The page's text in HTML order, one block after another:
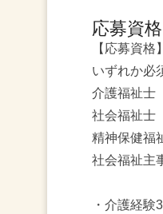
応募資格
【応募資格】
いずれか必
介護福祉士
社会福祉士
精神保健福
社会福祉主
・介護経験